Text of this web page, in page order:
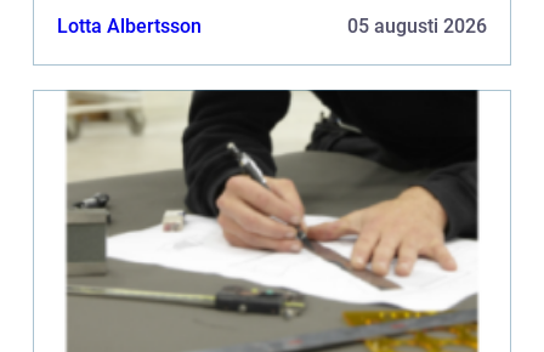
Lotta Albertsson 05 augusti 2026